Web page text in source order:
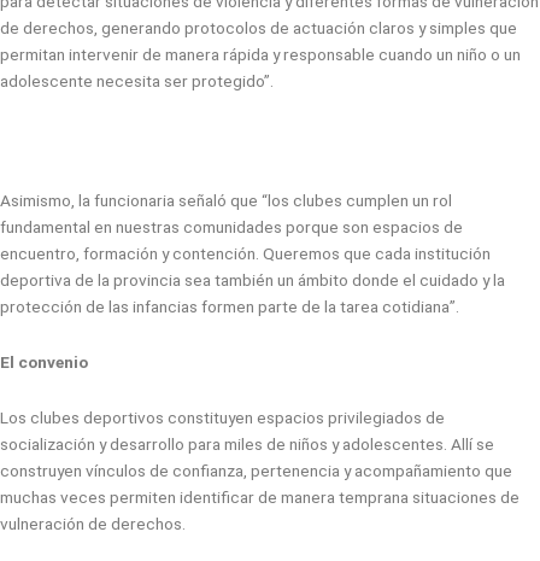
de derechos, generando protocolos de actuación claros y simples que
permitan intervenir de manera rápida y responsable cuando un niño o un
adolescente necesita ser protegido”.
Asimismo, la funcionaria señaló que “los clubes cumplen un rol
fundamental en nuestras comunidades porque son espacios de
encuentro, formación y contención. Queremos que cada institución
deportiva de la provincia sea también un ámbito donde el cuidado y la
protección de las infancias formen parte de la tarea cotidiana”.
El convenio
Los clubes deportivos constituyen espacios privilegiados de
socialización y desarrollo para miles de niños y adolescentes. Allí se
construyen vínculos de confianza, pertenencia y acompañamiento que
muchas veces permiten identificar de manera temprana situaciones de
vulneración de derechos.